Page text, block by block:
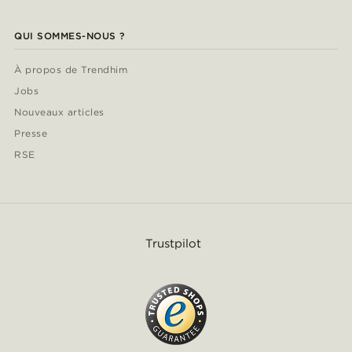
QUI SOMMES-NOUS ?
À propos de Trendhim
Jobs
Nouveaux articles
Presse
RSE
Trustpilot